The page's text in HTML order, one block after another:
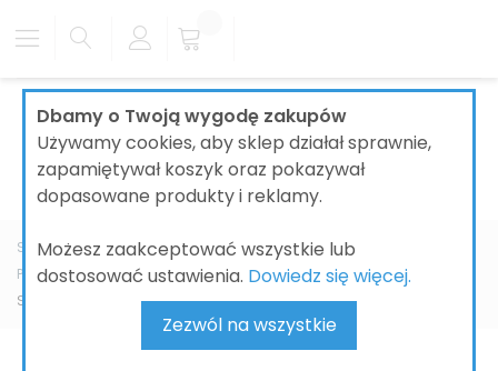
Dbamy o Twoją wygodę zakupów
Używamy cookies, aby sklep działał sprawnie,
zapamiętywał koszyk oraz pokazywał
dopasowane produkty i reklamy.
Możesz zaakceptować wszystkie lub
dostosować ustawienia. Dowiedz się więcej.
Zezwól na wszystkie
Strona główna ŁAZIENKI
CERAMIKA ŁAZIENKOWA
PRODUCENT
HANSGROHE
EluPura Original Q
Spłuczki kompaktowe